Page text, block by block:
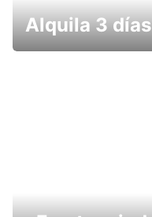
Alquila 3